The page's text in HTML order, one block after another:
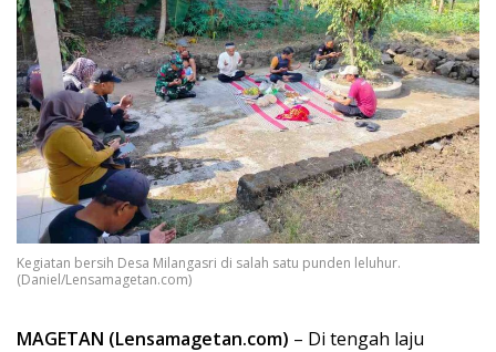
Kegiatan bersih Desa Milangasri di salah satu punden leluhur.
(Daniel/Lensamagetan.com)
MAGETAN (Lensamagetan.com) – Di tengah laju